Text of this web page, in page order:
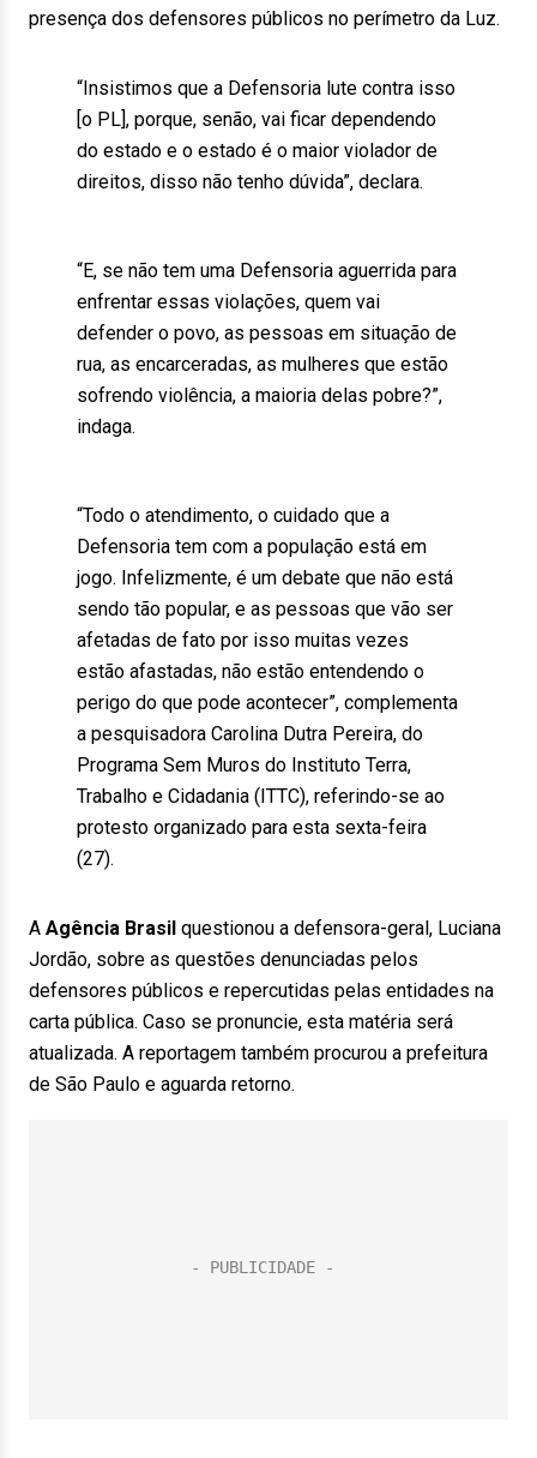
presença dos defensores públicos no perímetro da Luz.
“Insistimos que a Defensoria lute contra isso
[o PL], porque, senão, vai ficar dependendo
do estado e o estado é o maior violador de
direitos, disso não tenho dúvida”, declara.
“E, se não tem uma Defensoria aguerrida para
enfrentar essas violações, quem vai
defender o povo, as pessoas em situação de
rua, as encarceradas, as mulheres que estão
sofrendo violência, a maioria delas pobre?”,
indaga.
“Todo o atendimento, o cuidado que a
Defensoria tem com a população está em
jogo. Infelizmente, é um debate que não está
sendo tão popular, e as pessoas que vão ser
afetadas de fato por isso muitas vezes
estão afastadas, não estão entendendo o
perigo do que pode acontecer”, complementa
a pesquisadora Carolina Dutra Pereira, do
Programa Sem Muros do Instituto Terra,
Trabalho e Cidadania (ITTC), referindo-se ao
protesto organizado para esta sexta-feira
(27).
A Agência Brasil questionou a defensora-geral, Luciana
Jordão, sobre as questões denunciadas pelos
defensores públicos e repercutidas pelas entidades na
carta pública. Caso se pronuncie, esta matéria será
atualizada. A reportagem também procurou a prefeitura
de São Paulo e aguarda retorno.